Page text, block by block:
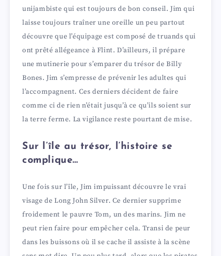
unijambiste qui est toujours de bon conseil. Jim qui
laisse toujours traîner une oreille un peu partout
découvre que l’équipage est composé de truands qui
ont prêté allégeance à Flint. D’ailleurs, il prépare
une mutinerie pour s’emparer du trésor de Billy
Bones. Jim s’empresse de prévenir les adultes qui
l’accompagnent. Ces derniers décident de faire
comme ci de rien n’était jusqu’à ce qu’ils soient sur
la terre ferme. La vigilance reste pourtant de mise.
Sur l’île au trésor, l’histoire se
complique…
Une fois sur l’île, Jim impuissant découvre le vrai
visage de Long John Silver. Ce dernier supprime
froidement le pauvre Tom, un des marins. Jim ne
peut rien faire pour empêcher cela. Transi de peur
dans les buissons où il se cache il assiste à la scène